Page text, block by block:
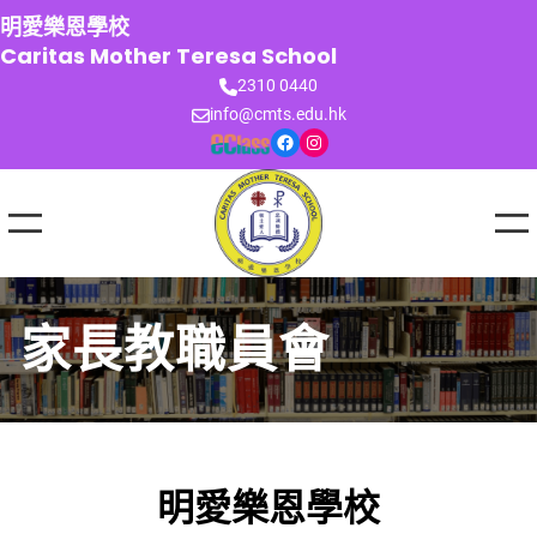
跳
至
主
明愛樂恩學校
Caritas Mother Teresa School
2310 0440
info@cmts.edu.hk
Facebook Instagram
家長教職員會
明愛樂恩學校